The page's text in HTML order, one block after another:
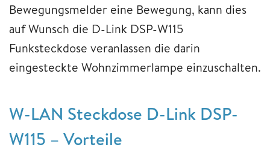
Bewegungsmelder eine Bewegung, kann dies
auf Wunsch die D-Link DSP-W115
Funksteckdose veranlassen die darin
eingesteckte Wohnzimmerlampe einzuschalten.
W-LAN Steckdose D-Link DSP-
W115 – Vorteile